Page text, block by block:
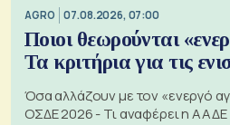
AGRO 07.08.2026, 07:00
Ποιοι θεωρούνται
Τα κριτήρια για τις
Όσα αλλάζουν με τον «ενεργό
ΟΣΔΕ 2026 - Τι αναφέρει η ΑΑΔΕ